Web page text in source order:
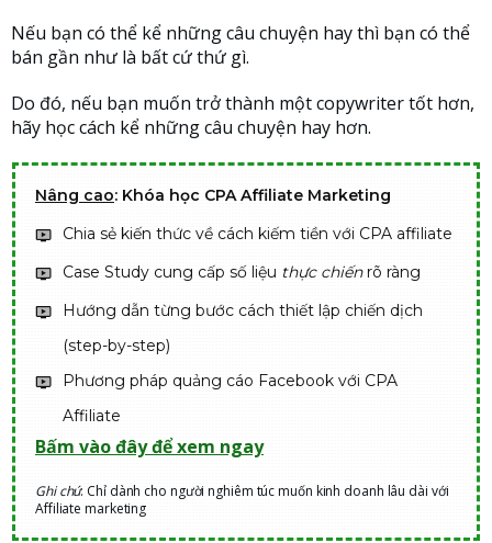
Nếu bạn có thể kể những câu chuyện hay thì bạn có thể
bán gần như là bất cứ thứ gì.
Do đó, nếu bạn muốn trở thành một copywriter tốt hơn,
hãy học cách kể những câu chuyện hay hơn.
Nâng cao: Khóa học CPA Affiliate Marketing
Chia sẻ kiến thức về cách kiếm tiền với CPA affiliate
Case Study cung cấp số liệu thực chiếnrõ ràng
Hướng dẫn từng bước cách thiết lập chiến dịch
(step-by-step)
Phương pháp quảng cáo Facebook với CPA
Affiliate
Bấm vào đây để xem ngay
Ghi chú: Chỉ dành cho người nghiêm túc muốn kinh doanh lâu dài với
Affiliate marketing